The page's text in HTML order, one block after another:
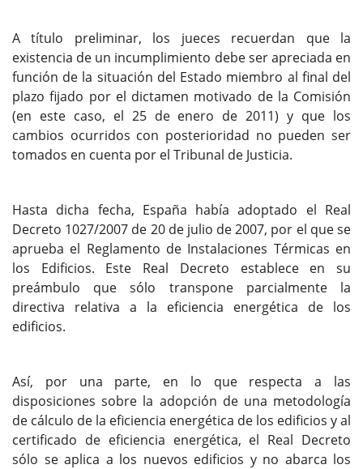
A título preliminar, los jueces recuerdan que la
existencia de un incumplimiento debe ser apreciada en
función de la situación del Estado miembro al final del
plazo fijado por el dictamen motivado de la Comisión
(en este caso, el 25 de enero de 2011) y que los
cambios ocurridos con posterioridad no pueden ser
tomados en cuenta por el Tribunal de Justicia.
Hasta dicha fecha, España había adoptado el Real
Decreto 1027/2007 de 20 de julio de 2007, por el que se
aprueba el Reglamento de Instalaciones Térmicas en
los Edificios. Este Real Decreto establece en su
preámbulo que sólo transpone parcialmente la
directiva relativa a la eficiencia energética de los
edificios.
Así, por una parte, en lo que respecta a las
disposiciones sobre la adopción de una metodología
de cálculo de la eficiencia energética de los edificios y al
certificado de eficiencia energética, el Real Decreto
sólo se aplica a los nuevos edificios y no abarca los